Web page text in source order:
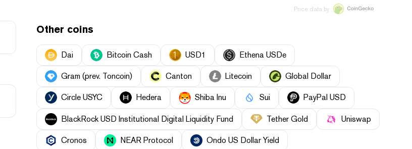
Price data by
Other coins
Dai Bitcoin Cash USD1 Ethena USDe
Gram (prev. Toncoin) Canton Litecoin Global Dollar
Circle USYC Hedera Shiba Inu Sui PayPal USD
BlackRock USD Institutional Digital Liquidity Fund Tether Gold Uniswap
Cronos NEAR Protocol Ondo US Dollar Yield